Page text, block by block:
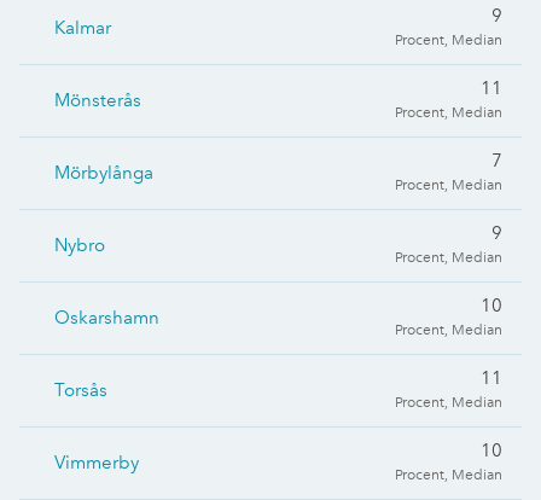
Kalmar
9
Procent, Median
Mönsterås
11
Procent, Median
Mörbylånga
7
Procent, Median
Nybro
9
Procent, Median
Oskarshamn
10
Procent, Median
Torsås
11
Procent, Median
Vimmerby
10
Procent, Median